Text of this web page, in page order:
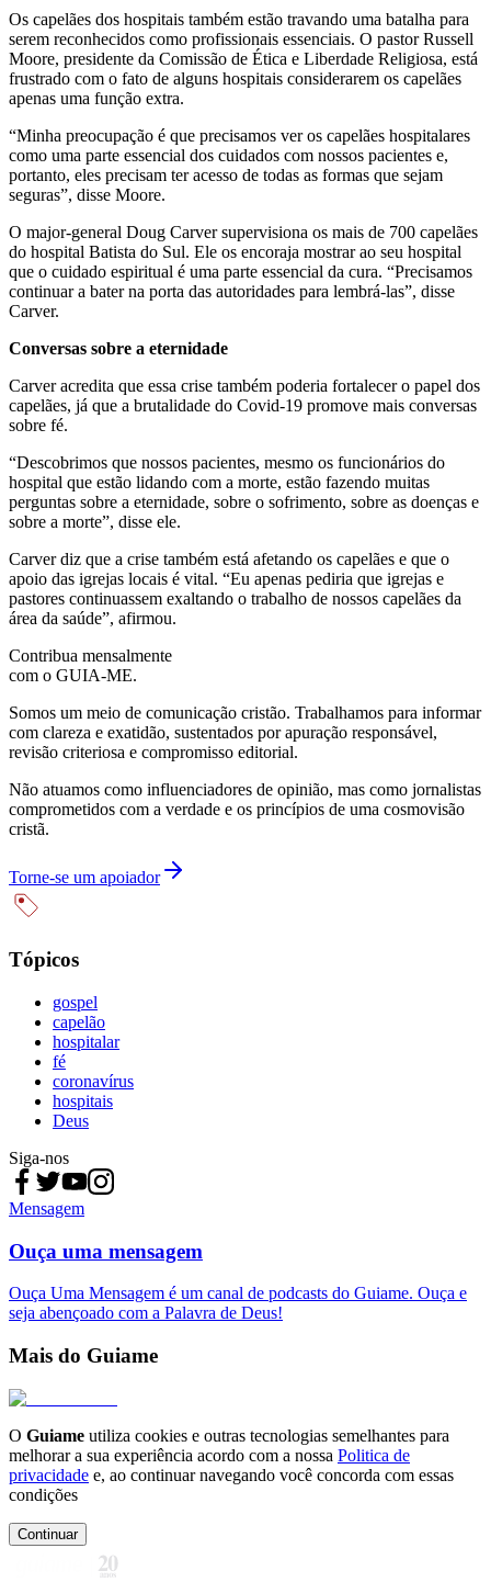
Os capelães dos hospitais também estão travando uma batalha para
serem reconhecidos como profissionais essenciais. O pastor Russell
Moore, presidente da Comissão de Ética e Liberdade Religiosa, está
frustrado com o fato de alguns hospitais considerarem os capelães
apenas uma função extra.
“Minha preocupação é que precisamos ver os capelães hospitalares
como uma parte essencial dos cuidados com nossos pacientes e,
portanto, eles precisam ter acesso de todas as formas que sejam
seguras”, disse Moore.
O major-general Doug Carver supervisiona os mais de 700 capelães
do hospital Batista do Sul. Ele os encoraja mostrar ao seu hospital
que o cuidado espiritual é uma parte essencial da cura. “Precisamos
continuar a bater na porta das autoridades para lembrá-las”, disse
Carver.
Conversas sobre a eternidade
Carver acredita que essa crise também poderia fortalecer o papel dos
capelães, já que a brutalidade do Covid-19 promove mais conversas
sobre fé.
“Descobrimos que nossos pacientes, mesmo os funcionários do
hospital que estão lidando com a morte, estão fazendo muitas
perguntas sobre a eternidade, sobre o sofrimento, sobre as doenças e
sobre a morte”, disse ele.
Carver diz que a crise também está afetando os capelães e que o
apoio das igrejas locais é vital. “Eu apenas pediria que igrejas e
pastores continuassem exaltando o trabalho de nossos capelães da
área da saúde”, afirmou.
Contribua mensalmente
com o GUIA-ME.
Somos um meio de comunicação cristão. Trabalhamos para informar
com clareza e exatidão, sustentados por apuração responsável,
revisão criteriosa e compromisso editorial.
Não atuamos como influenciadores de opinião, mas como jornalistas
comprometidos com a verdade e os princípios de uma cosmovisão
cristã.
Torne-se um apoiador
Tópicos
gospel
capelão
hospitalar
fé
coronavírus
hospitais
Deus
Siga-nos
Mensagem
Ouça uma mensagem
Ouça Uma Mensagem é um canal de podcasts do Guiame. Ouça e
seja abençoado com a Palavra de Deus!
Mais do Guiame
O Guiame utiliza cookies e outras tecnologias semelhantes para
melhorar a sua experiência acordo com a nossa Politica de
privacidade e, ao continuar navegando você concorda com essas
condições
Continuar